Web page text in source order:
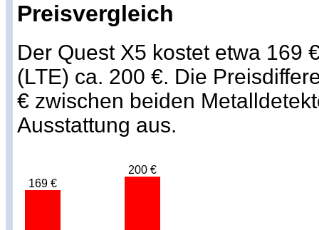
Preisvergleich
Der Quest X5 kostet etwa 169
(LTE) ca. 200 €. Die
€ zwischen beiden
Ausstattung aus.
169 €
200 €